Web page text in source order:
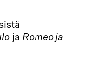
ja Romeo ja